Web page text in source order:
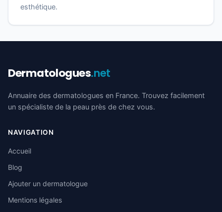
esthétique.
Dermatologues.net
Annuaire des dermatologues en France. Trouvez facilement
un spécialiste de la peau près de chez vous.
NAVIGATION
Accueil
Blog
Ajouter un dermatologue
Mentions légales